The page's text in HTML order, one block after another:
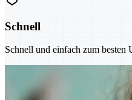
Schnell
Schnell und einfach zum besten